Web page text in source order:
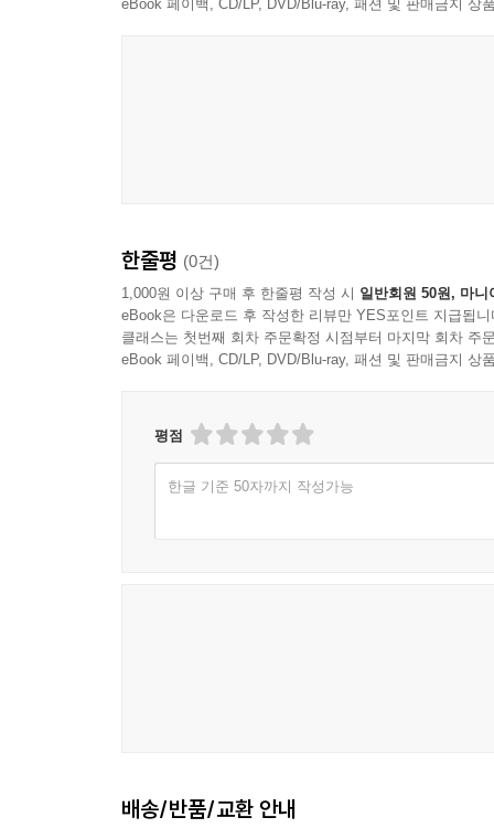
eBook 페이백, CD/LP, DVD/Blu-ray, 패션 및 판매금지 상
한줄평 (0건)
1,000원 이상 구매 후 한줄평 작성 시 일반회원 50원, 마니
eBook은 다운로드 후 작성한 리뷰만 YES포인트 지급됩니
클래스는 첫번째 회차 주문확정 시점부터 마지막 회차 주
eBook 페이백, CD/LP, DVD/Blu-ray, 패션 및 판매금지 상
평점
한글 기준 50자까지 작성가능
배송/반품/교환 안내